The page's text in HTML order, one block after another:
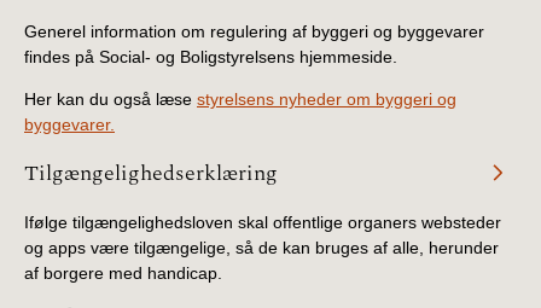
Generel information om regulering af byggeri og byggevarer
findes på Social- og Boligstyrelsens hjemmeside.
Her kan du også læse styrelsens nyheder om byggeri og
byggevarer.
Tilgængelighedserklæring
Ifølge tilgængelighedsloven skal offentlige organers websteder
og apps være tilgængelige, så de kan bruges af alle, herunder
af borgere med handicap.